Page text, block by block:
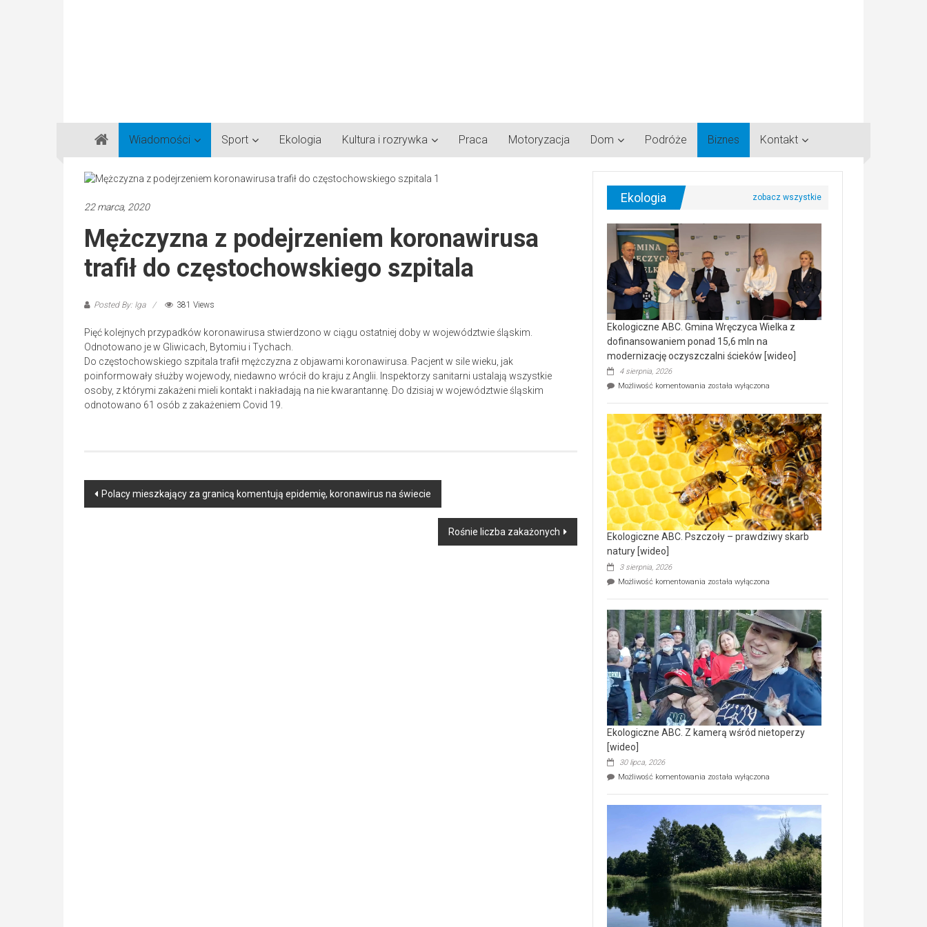
Gazeta
Regionalna
Częstochowa,
Lubliniec,
Wiadomości Sport Ekologia Kultura i rozrywka Praca Motoryzacja Dom Podróże Biznes Kontakt
22 marca, 2020
Mężczyzna z podejrzeniem koronawirusa
trafił do częstochowskiego szpitala
Posted By: Iga 381 Views
Pięć kolejnych przypadków koronawirusa stwierdzono w ciągu ostatniej doby w województwie śląskim.
Odnotowano je w Gliwicach, Bytomiu i Tychach.
Do częstochowskiego szpitala trafił mężczyzna z objawami koronawirusa. Pacjent w sile wieku, jak
poinformowały służby wojewody, niedawno wrócił do kraju z Anglii. Inspektorzy sanitarni ustalają wszystkie
osoby, z którymi zakażeni mieli kontakt i nakładają na nie kwarantannę. Do dzisiaj w województwie śląskim
odnotowano 61 osób z zakażeniem Covid 19.
Post
Polacy mieszkający za granicą komentują epidemię, koronawirus na świecie
Rośnie liczba zakażonych
Ekologia
Ekologiczne ABC. Gmina Wręczyca Wielka z
dofinansowaniem ponad 15,6 mln na
modernizację oczyszczalni ścieków [wideo]
4 sierpnia, 2026
Możliwość komentowania Ekologiczne
Wręczyca
Wielka
z
dofinansowaniem
ponad
15,6
mln
na
modernizację
oczyszczalni
ścieków
[wideo]
została wyłączona
Ekologiczne ABC. Pszczoły – prawdziwy skarb
natury [wideo]
3 sierpnia, 2026
Możliwość komentowania Ekologiczne
–
prawdziwy
skarb
natury
[wideo]
została wyłączona
Ekologiczne ABC. Z kamerą wśród nietoperzy
[wideo]
30 lipca, 2026
Możliwość komentowania Ekologiczne
wśród
nietoperzy
[wideo]
została wyłączona